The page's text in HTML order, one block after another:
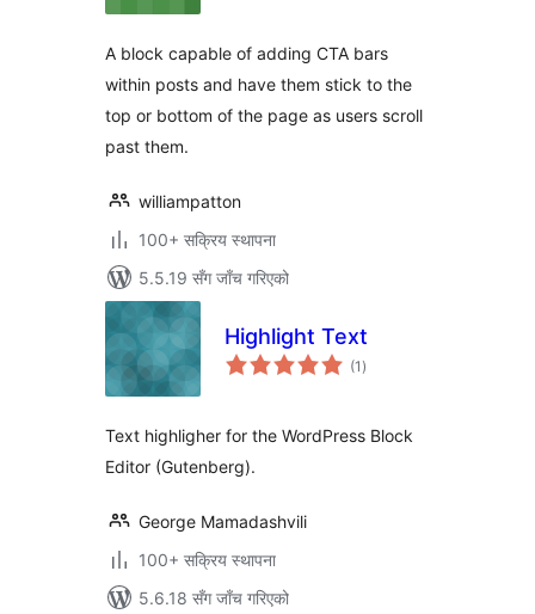
A block capable of adding CTA bars
within posts and have them stick to the
top or bottom of the page as users scroll
past them.
williampatton
100+ सक्रिय स्थापना
5.5.19 सँग जाँच गरिएको
Highlight Text
(1 कुल
रेटिङ्गहरू
)
Text highligher for the WordPress Block
Editor (Gutenberg).
George Mamadashvili
100+ सक्रिय स्थापना
5.6.18 सँग जाँच गरिएको